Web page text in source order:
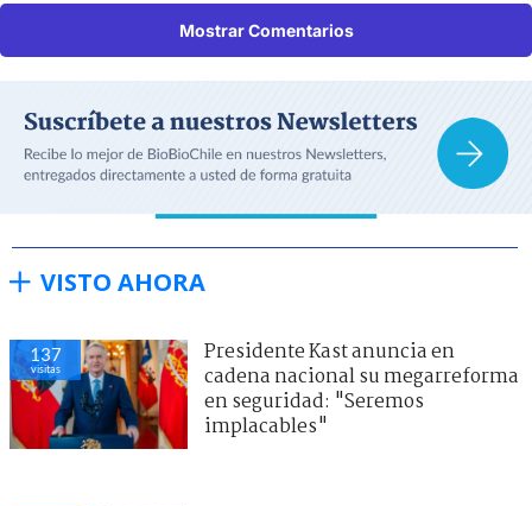
Mostrar Comentarios
VISTO AHORA
137
visitas
Presidente Kast anuncia en
cadena nacional su megarreforma
en seguridad: "Seremos
implacables"